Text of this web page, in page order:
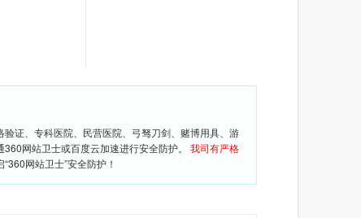
证、专科医院、民营医院、弓驽刀剑、赌博用具、游
360网站卫士或百度云加速进行安全防护。 我司有严格
网站卫士”安全防护！